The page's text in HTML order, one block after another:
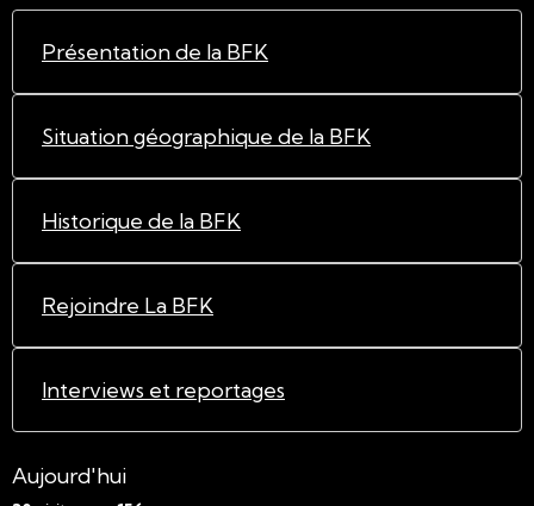
Présentation de la BFK
Situation géographique de la BFK
Historique de la BFK
Rejoindre La BFK
Interviews et reportages
Aujourd'hui